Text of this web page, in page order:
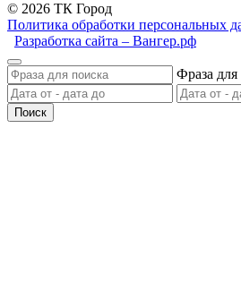
© 2026 ТК Город
Политика обработки персональных
Разработка сайта – Вангер.рф
Фраза для
Поиск